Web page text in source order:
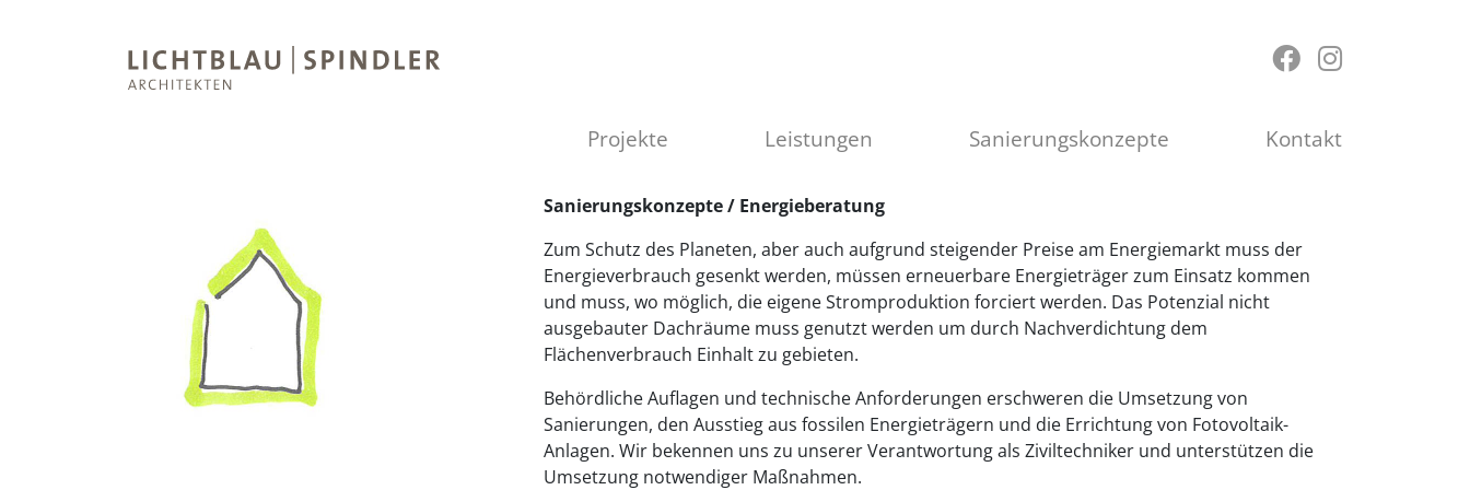
Projekte Leistungen Sanierungskonzepte Kontakt
Sanierungskonzepte / Energieberatung
Zum Schutz des Planeten, aber auch aufgrund steigender Preise am Energiemarkt muss der
Energieverbrauch gesenkt werden, müssen erneuerbare Energieträger zum Einsatz kommen
und muss, wo möglich, die eigene Stromproduktion forciert werden. Das Potenzial nicht
ausgebauter Dachräume muss genutzt werden um durch Nachverdichtung dem
Flächenverbrauch Einhalt zu gebieten.
Behördliche Auflagen und technische Anforderungen erschweren die Umsetzung von
Sanierungen, den Ausstieg aus fossilen Energieträgern und die Errichtung von Fotovoltaik-
Anlagen. Wir bekennen uns zu unserer Verantwortung als Ziviltechniker und unterstützen die
Umsetzung notwendiger Maßnahmen.